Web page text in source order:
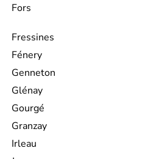
Fors
Fressines
Fénery
Genneton
Glénay
Gourgé
Granzay
Irleau